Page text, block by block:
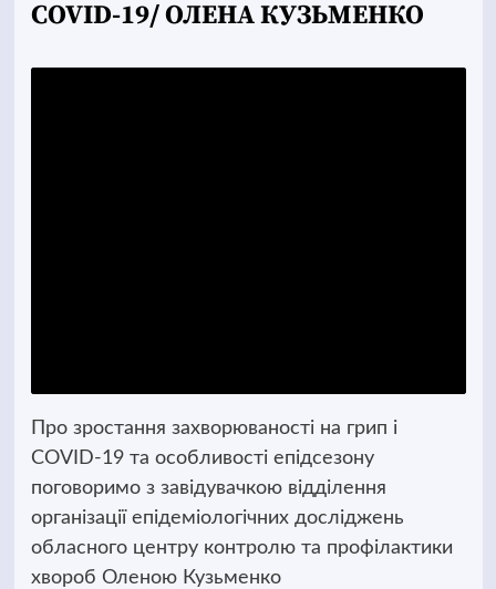
COVID-19/ ОЛЕНА КУЗЬМЕНКО
Про зростання захворюваності на грип і
COVID-19 та особливості епідсезону
поговоримо з завідувачкою відділення
організації епідеміологічних досліджень
обласного центру контролю та профілактики
хвороб Оленою Кузьменко